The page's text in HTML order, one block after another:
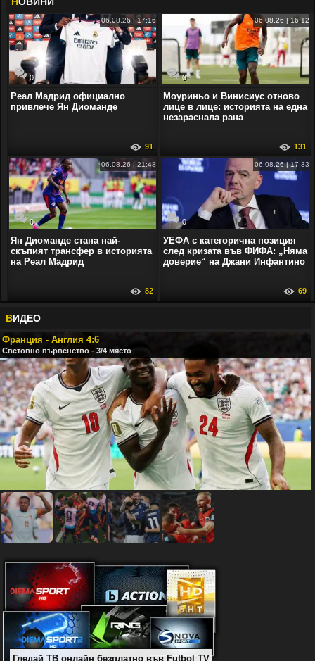
0
06.08.26 | 17:16
Реал Мадрид официално
привлече Ян Диоманде
91
0
06.08.26 | 16:12
Моуриньо и Винисиус отново
лице в лице: историята на една
незараснала рана
131
0
06.08.26 | 21:48
Ян Диоманде стана най-
скъпият трансфер в историята
на Реал Мадрид
82
0
06.08.26 | 17:33
УЕФА с категорична позиция
след кризата във ФИФА: „Няма
доверие“ на Джани Инфантино
69
ВИДЕО
Франция - Англия 4:6
Световно първенство - 3/4 място
Гледай ТВ онлайн безплатно във Futbol TV